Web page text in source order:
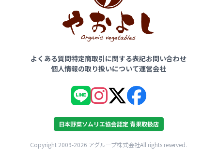
よくある質問特定商取引に関する表記お問い合わせ
個人情報の取り扱いについて運営会社
日本野菜ソムリエ協会認定 青果取扱店
Copyright 2009-2026 アグループ株式会社All rights reserved.